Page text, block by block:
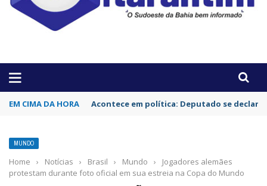
EM CIMA DA HORA Acontece em política: Deputado se
MUNDO
Home › Notícias › Brasil › Mundo ›
Jogadores alemães
protestam durante foto oficial em sua estreia na Copa do Mundo